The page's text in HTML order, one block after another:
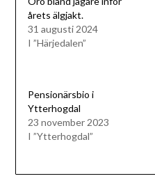
årets älgjakt.
31 augusti 2024
I ”Härjedalen”
Pensionärsbio i
Ytterhogdal
23 november 2023
I ”Ytterhogdal”